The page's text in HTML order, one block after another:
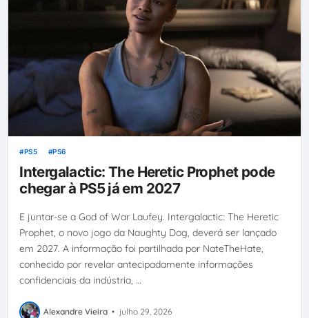
PS5 PS6
Intergalactic: The Heretic Prophet pode
chegar à PS5 já em 2027
E juntar-se a God of War Laufey. Intergalactic: The Heretic
Prophet, o novo jogo da Naughty Dog, deverá ser lançado
em 2027. A informação foi partilhada por NateTheHate,
conhecido por revelar antecipadamente informações
confidenciais da indústria, …
Alexandre Vieira • julho 29, 2026